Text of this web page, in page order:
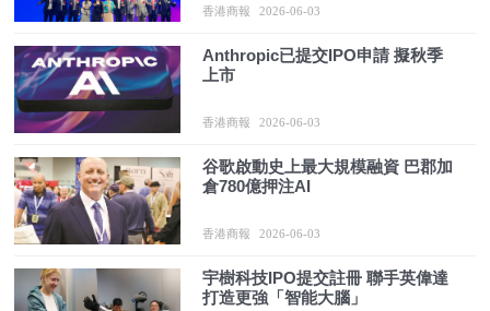
香港商報 2026-06-03
Anthropic已提交IPO申請 擬秋季
上市
香港商報 2026-06-03
谷歌啟動史上最大規模融資 巴郡加
倉780億押注AI
香港商報 2026-06-03
宇樹科技IPO提交註冊 聯手英偉達
打造更強「智能大腦」